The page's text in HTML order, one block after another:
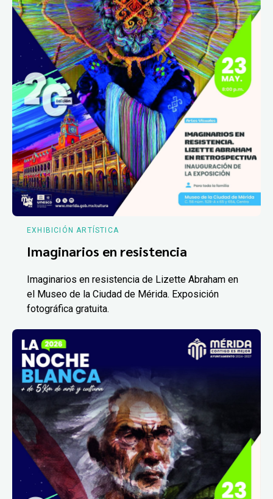
EXHIBICIÓN ARTÍSTICA
Imaginarios en resistencia
Imaginarios en resistencia de Lizette Abraham en
el Museo de la Ciudad de Mérida. Exposición
fotográfica gratuita.